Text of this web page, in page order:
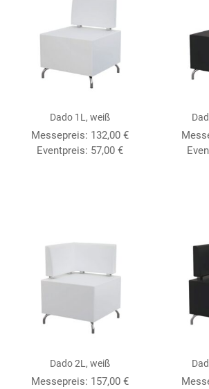
Dado 1L, weiß
Messepreis: 132,00 €
Eventpreis: 57,00 €
Dado 2L, weiß
Messepreis: 157,00 €